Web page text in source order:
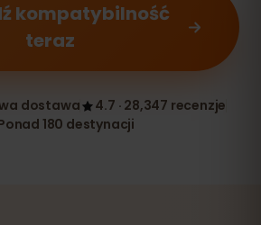
kompatybilność
teraz
dostawa
4.7 · 28,347 recenzje
180 destynacji